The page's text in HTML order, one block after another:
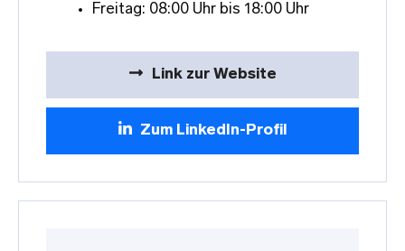
Freitag: 08:00 Uhr bis 18:00 Uhr
Link zur Website
Zum LinkedIn-Profil